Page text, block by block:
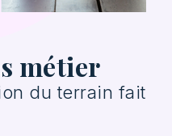
métier
du terrain fait